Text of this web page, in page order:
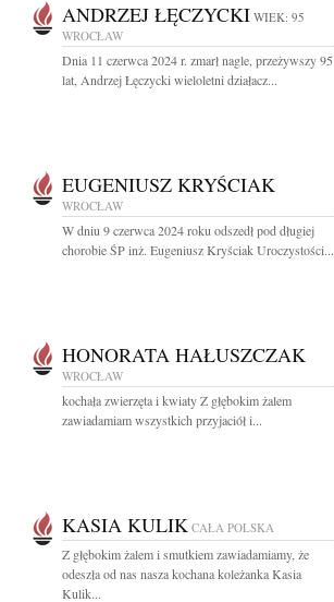
ANDRZEJ ŁĘCZYCKI WIEK: 95
WROCŁAW
Dnia 11 czerwca 2024 r. zmarł nagle, przeżywszy 95
lat, Andrzej Łęczycki wieloletni działacz...
EUGENIUSZ KRYŚCIAK
WROCŁAW
W dniu 9 czerwca 2024 roku odszedł pod długiej
chorobie ŚP inż. Eugeniusz Kryściak Uroczystości...
HONORATA HAŁUSZCZAK
WROCŁAW
kochała zwierzęta i kwiaty Z głębokim żalem
zawiadamiam wszystkich przyjaciół i...
KASIA KULIK CAŁA POLSKA
Z głębokim żalem i smutkiem zawiadamiamy, że
odeszła od nas nasza kochana koleżanka Kasia
Kulik...